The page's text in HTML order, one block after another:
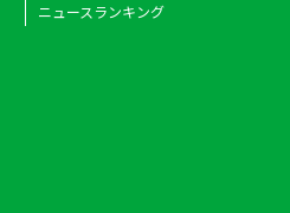
ニュースランキング